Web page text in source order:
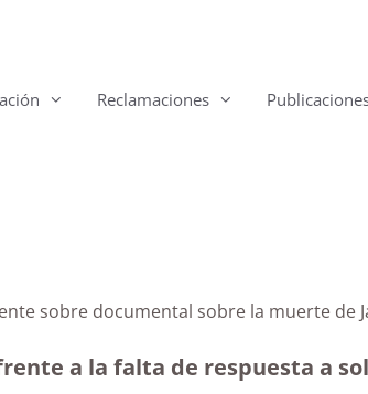
Reclamaciones
sobre documental sobre la
a la falta de respuesta a